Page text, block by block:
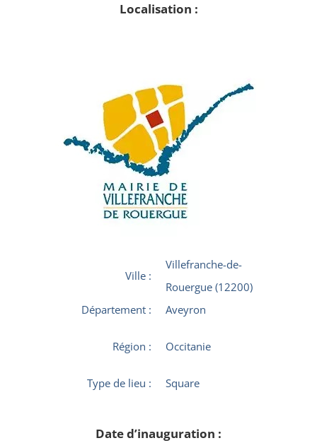
Localisation :
Ville :
Villefranche-de-
Rouergue (12200)
Département :
Aveyron
Région : Occitanie
Type de lieu : Square
Date d’inauguration :